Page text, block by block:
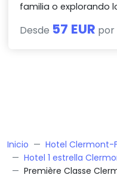
familia o explorando
Desde 57 EUR por
Inicio
Hotel Clermont-
Hotel 1 estrella
Première Classe